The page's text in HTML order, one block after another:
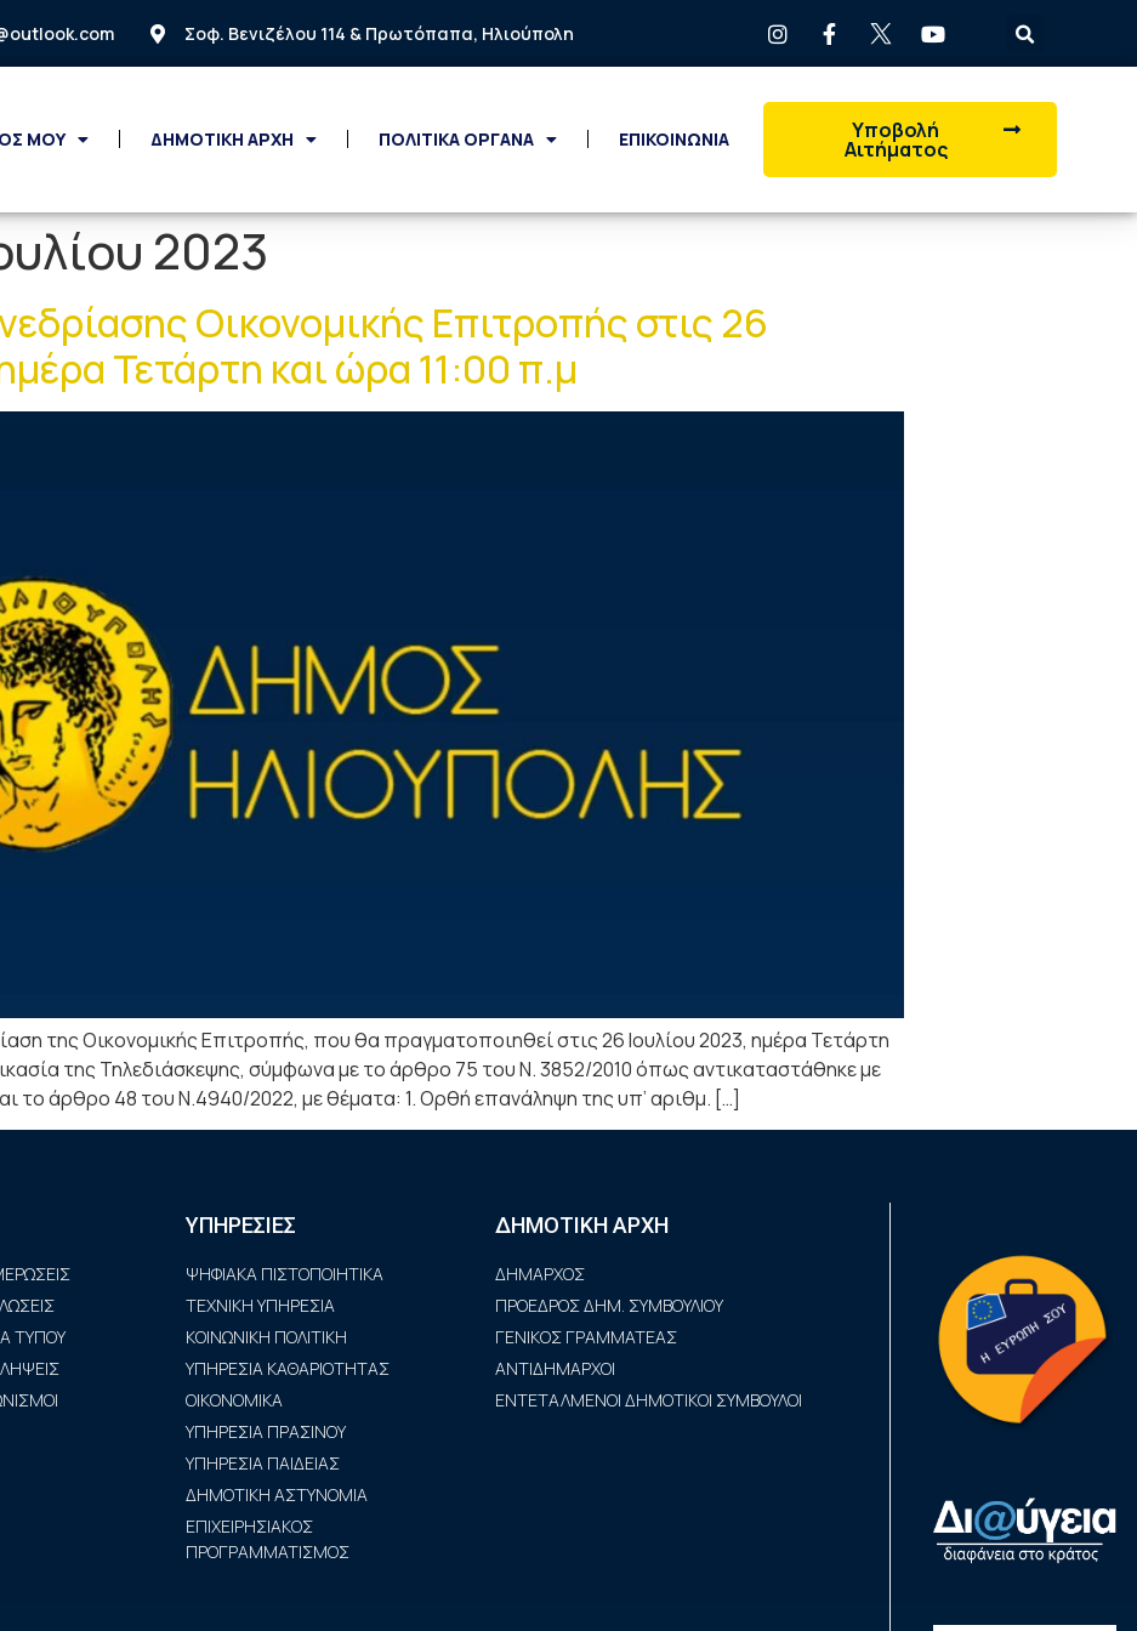
Σοφ. Βενιζέλου 114 & Πρωτόπαπα, Ηλιούπολη
ΜΟΥ ΔΗΜΟΤΙΚΗ ΑΡΧΗ ΠΟΛΙΤΙΚΑ ΟΡΓΑΝΑ ΕΠΙΚΟΙΝΩΝΙΑ Υποβολή
Αιτήματος
2023
Οικονομικής Επιτροπής στις 26
Τετάρτη και ώρα 11:00 π.μ
της Οικονομικής Επιτροπής, που θα πραγματοποιηθεί στις 26 Ιουλίου 2023, ημέρα Τετάρτη
της Τηλεδιάσκεψης, σύμφωνα με τo άρθρο 75 του Ν. 3852/2010 όπως αντικαταστάθηκε με
το άρθρο 48 του Ν.4940/2022, με θέματα: 1. Ορθή επανάληψη της υπ’ αριθμ. […]
ΤΥΠΟΥ
ΥΠΗΡΕΣΙΕΣ
ΨΗΦΙΑΚΑ ΠΙΣΤΟΠΟΙΗΤΙΚΑ
ΤΕΧΝΙΚΗ ΥΠΗΡΕΣΙΑ
ΚΟΙΝΩΝΙΚΗ ΠΟΛΙΤΙΚΗ
ΥΠΗΡΕΣΙΑ ΚΑΘΑΡΙΟΤΗΤΑΣ
ΟΙΚΟΝΟΜΙΚΑ
ΥΠΗΡΕΣΙΑ ΠΡΑΣΙΝΟΥ
ΥΠΗΡΕΣΙΑ ΠΑΙΔΕΙΑΣ
ΔΗΜΟΤΙΚΗ ΑΣΤΥΝΟΜΙΑ
ΕΠΙΧΕΙΡΗΣΙΑΚΟΣ
ΠΡΟΓΡΑΜΜΑΤΙΣΜΟΣ
ΔΗΜΟΤΙΚΗ ΑΡΧΗ
ΔΗΜΑΡΧΟΣ
ΠΡΟΕΔΡΟΣ ΔΗΜ. ΣΥΜΒΟΥΛΙΟΥ
ΓΕΝΙΚΟΣ ΓΡΑΜΜΑΤΕΑΣ
ΑΝΤΙΔΗΜΑΡΧΟΙ
ΕΝΤΕΤΑΛΜΕΝΟΙ ΔΗΜΟΤΙΚΟΙ ΣΥΜΒΟΥΛΟΙ